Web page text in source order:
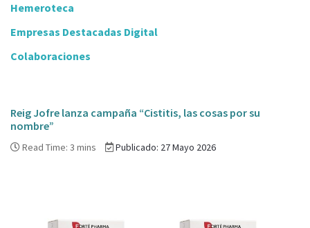
Hemeroteca
Empresas Destacadas Digital
Colaboraciones
Reig Jofre lanza campaña “Cistitis, las cosas por su
nombre”
Read Time: 3 mins Publicado: 27 Mayo 2026